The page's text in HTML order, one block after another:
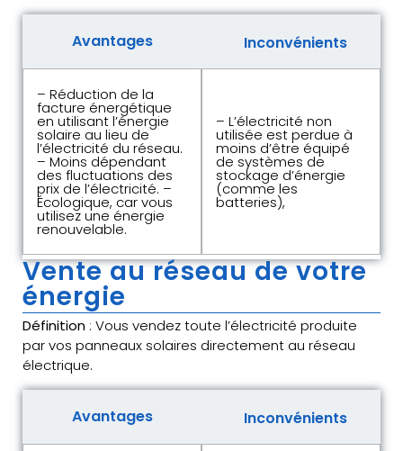
Avantages Inconvénients
– Réduction de la
facture énergétique
en utilisant l’énergie
solaire au lieu de
l’électricité du réseau.
– Moins dépendant
des fluctuations des
prix de l’électricité. –
Écologique, car vous
utilisez une énergie
renouvelable.
– L’électricité non
utilisée est perdue à
moins d’être équipé
de systèmes de
stockage d’énergie
(comme les
batteries),
Vente au réseau de votre
énergie
Définition : Vous vendez toute l’électricité produite
par vos panneaux solaires directement au réseau
électrique.
Avantages Inconvénients